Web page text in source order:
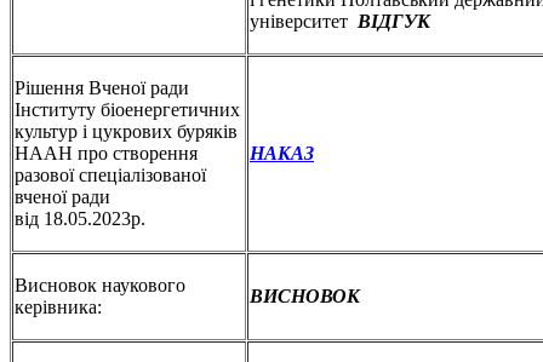
університет ВІДГУК
Рішення Вченої ради
Інституту біоенергетичних
культур і цукрових буряків
НААН про створення
разової спеціалізованої
вченої ради
від 18.05.2023р.
НАКАЗ
Висновок наукового
керівника:
ВИСНОВОК